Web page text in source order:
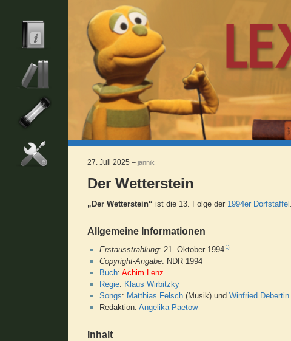
27. Juli 2025 – jannik
Der Wetterstein
„Der Wetterstein“ ist die 13. Folge der 1994er Dorfstaffel
Allgemeine Informationen
Erstausstrahlung: 21. Oktober 1994 1)
Copyright-Angabe: NDR 1994
Buch:Achim Lenz
Regie: Klaus Wirbitzky
Songs: Matthias Felsch (Musik) undWinfried Debertin
Redaktion:Angelika Paetow
Inhalt